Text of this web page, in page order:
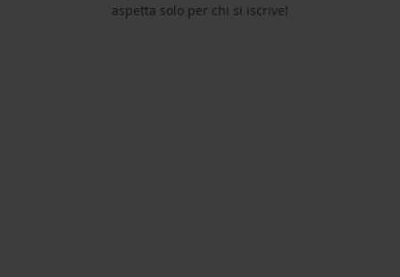
aspetta solo per chi si iscrive!